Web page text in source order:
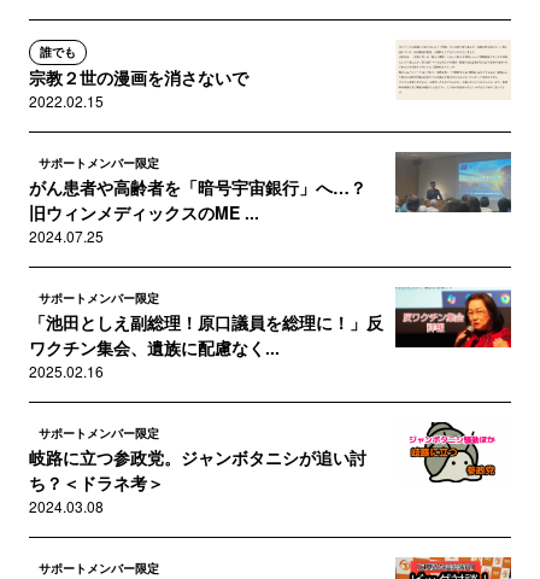
誰でも
宗教２世の漫画を消さないで
2022.02.15
サポートメンバー限定
がん患者や高齢者を「暗号宇宙銀行」へ…？
旧ウィンメディックスのME ...
2024.07.25
サポートメンバー限定
「池田としえ副総理！原口議員を総理に！」反
ワクチン集会、遺族に配慮なく...
2025.02.16
サポートメンバー限定
岐路に立つ参政党。ジャンボタニシが追い討
ち？＜ドラネ考＞
2024.03.08
サポートメンバー限定